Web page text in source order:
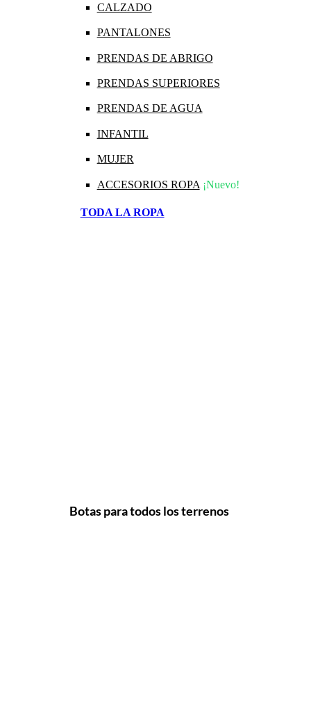
CALZADO
PANTALONES
PRENDAS DE ABRIGO
PRENDAS SUPERIORES
PRENDAS DE AGUA
INFANTIL
MUJER
ACCESORIOS ROPA ¡Nuevo!
TODA LA ROPA
Botas para todos los terrenos